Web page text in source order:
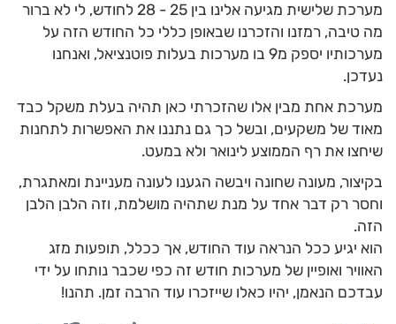
מערכת שלישית מגיעה אלינו בין 25 - 28 לחודש, לי לא ברור
מה טיבה, רמזנו והזכרנו שבאופן כללי כל החודש הזה על
מערכותיו יספק מ9 בו מערכות בעלות פוטנציאל, ואנחנו
נעדכן.
מערכת אחת מבין אלו שהזכרתי כאן תהיה בעלת משקל כבד
מאוד של משקעים, ובשל כך גם נתננו את האפשרות לתחנות
שיחצו את רף הממוצע לינואר ולא במעט.
בקיצור, מעונה שחונה ויבשה הגענו לעונה מעניינת ומאתגרת,
וחסר רק דבר אחד על מנת שתהיה מושלמת, וזה הלבן הלבן
הזה.
הוא יגיע ככל הנראה עוד החודש, אך ככלל, תופעות מזג
האוויר ואופיין של מערכות חודש זה כפי שכבר נותחו על ידי
עבדכם הנאמן, יהיו כאלו שייזכרו עוד הרבה זמן. תהנו!